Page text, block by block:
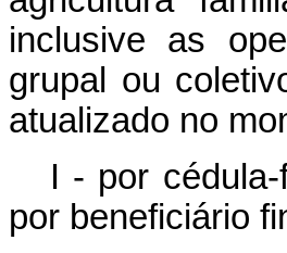
inclusive as
grupal ou
atualizado no
I - por
por beneficiário